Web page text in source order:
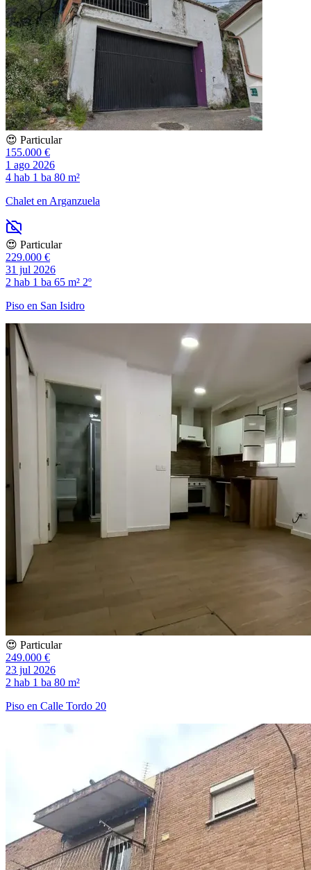
😍 Particular
155.000 €
1 ago 2026
4 hab 1 ba 80 m²
Chalet en Arganzuela
😍 Particular
229.000 €
31 jul 2026
2 hab 1 ba 65 m² 2º
Piso en San Isidro
😍 Particular
249.000 €
23 jul 2026
2 hab 1 ba 80 m²
Piso en Calle Tordo 20